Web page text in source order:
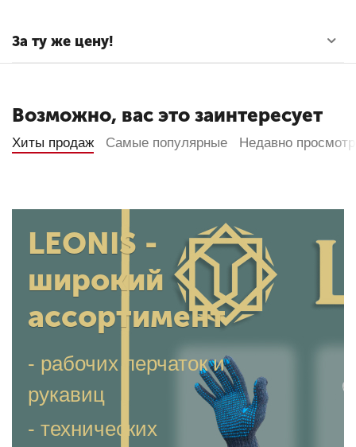
За ту же цену!
Возможно, вас это заинтересует
Хиты продаж Самые популярные Недавно
LEONIS -
широкий
ассортимент
- рабочих перчаток и
рукавиц
- технических